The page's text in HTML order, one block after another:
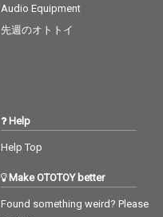
Audio Equipment
先週のオトトイ
Help
Help Top
Make OTOTOY better
Found something weird? Please